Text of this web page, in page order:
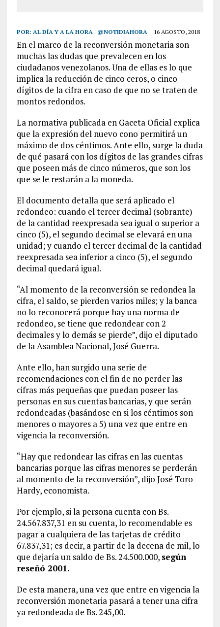
POR: AL DÍA Y A LA HORA | @NOTIDIAHORA 16 AGOSTO, 2018
En el marco de la reconversión monetaria son
muchas las dudas que prevalecen en los
ciudadanos venezolanos. Una de ellas es lo que
implica la reducción de cinco ceros, o cinco
dígitos de la cifra en caso de que no se traten de
montos redondos.
La normativa publicada en Gaceta Oficial explica
que la expresión del nuevo cono permitirá un
máximo de dos céntimos. Ante ello, surge la duda
de qué pasará con los dígitos de las grandes cifras
que poseen más de cinco números, que son los
que se le restarán a la moneda.
El documento detalla que será aplicado el
redondeo: cuando el tercer decimal (sobrante)
de la cantidad reexpresada sea igual o superior a
cinco (5), el segundo decimal se elevará en una
unidad; y cuando el tercer decimal de la cantidad
reexpresada sea inferior a cinco (5), el segundo
decimal quedará igual.
“Al momento de la reconversión se redondea la
cifra, el saldo, se pierden varios miles; y la banca
no lo reconocerá porque hay una norma de
redondeo, se tiene que redondear con 2
decimales y lo demás se pierde”, dijo el diputado
de la Asamblea Nacional, José Guerra.
Ante ello, han surgido una serie de
recomendaciones con el fin de no perder las
cifras más pequeñas que puedan poseer las
personas en sus cuentas bancarias, y que serán
redondeadas (basándose en si los céntimos son
menores o mayores a 5) una vez que entre en
vigencia la reconversión.
“Hay que redondear las cifras en las cuentas
bancarias porque las cifras menores se perderán
al momento de la reconversión”, dijo José Toro
Hardy, economista.
Por ejemplo, si la persona cuenta con Bs.
24.567.837,31 en su cuenta, lo recomendable es
pagar a cualquiera de las tarjetas de crédito
67.837,31; es decir, a partir de la decena de mil, lo
que dejaría un saldo de Bs. 24.500.000, según
reseñó 2001.
De esta manera, una vez que entre en vigencia la
reconversión monetaria pasará a tener una cifra
ya redondeada de Bs. 245,00.